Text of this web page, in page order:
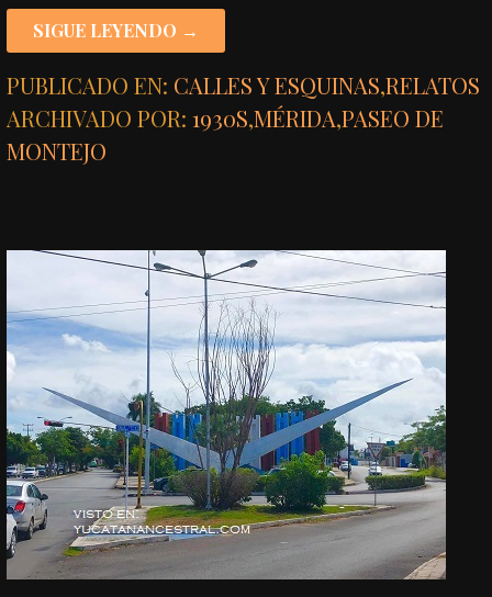
SIGUE LEYENDO →
PUBLICADO EN: CALLES Y ESQUINAS,RELATOS
ARCHIVADO POR:1930S,MÉRIDA,PASEO DE
MONTEJO